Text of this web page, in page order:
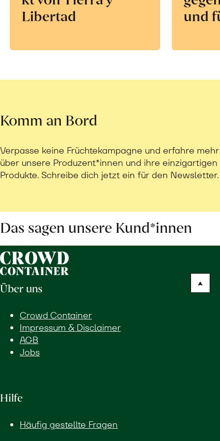
Libertad
und
Komm an Bord
Verpasse keine Früchtekampagne und erfahre mehr
über unsere Produzent*innen und ihre einzigartigen
Produkte. Schreibe dich jetzt ein für den Newsletter.
Das sagen unsere Kund*innen
Über uns
Crowd Container
Impressum & Disclaimer
AGB
Jobs
Hilfe
Häufig gestellte Fragen